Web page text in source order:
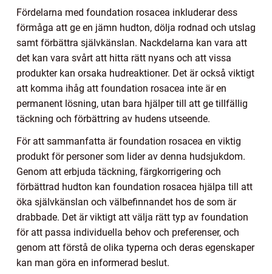
Fördelarna med foundation rosacea inkluderar dess
förmåga att ge en jämn hudton, dölja rodnad och utslag
samt förbättra självkänslan. Nackdelarna kan vara att
det kan vara svårt att hitta rätt nyans och att vissa
produkter kan orsaka hudreaktioner. Det är också viktigt
att komma ihåg att foundation rosacea inte är en
permanent lösning, utan bara hjälper till att ge tillfällig
täckning och förbättring av hudens utseende.
För att sammanfatta är foundation rosacea en viktig
produkt för personer som lider av denna hudsjukdom.
Genom att erbjuda täckning, färgkorrigering och
förbättrad hudton kan foundation rosacea hjälpa till att
öka självkänslan och välbefinnandet hos de som är
drabbade. Det är viktigt att välja rätt typ av foundation
för att passa individuella behov och preferenser, och
genom att förstå de olika typerna och deras egenskaper
kan man göra en informerad beslut.